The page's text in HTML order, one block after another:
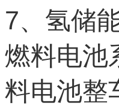
7、氢储
燃料电池
料电池整